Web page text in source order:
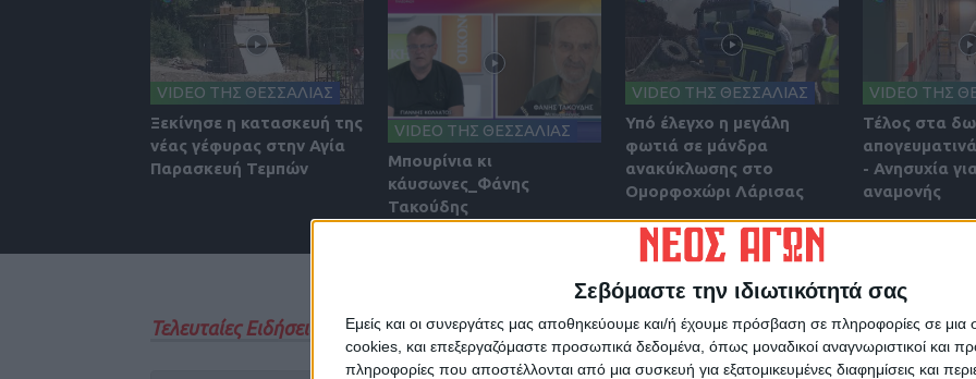
Σεβόμαστε την ιδιωτικότητά σας
Εμείς και οι συνεργάτες μας αποθηκεύουμε και/ή έχουμε πρόσβαση σε πληροφορίες σε
cookies, και επεξεργαζόμαστε προσωπικά δεδομένα, όπως μοναδικοί αναγνωριστικοί και
πληροφορίες που αποστέλλονται από μια συσκευή για εξατομικευμένες διαφημίσεις και
VIDEO ΤΗΣ ΘΕΣΣΑΛΙΑΣ
Ξεκίνησε η κατασκευή της
νέας γέφυρας στην Αγία
Παρασκευή Τεμπών
VIDEO ΤΗΣ ΘΕΣΣΑΛΙΑΣ
Μπουρίνια κι
κάυσωνες_Φάνης
Τακούδης
VIDEO ΤΗΣ ΘΕΣΣΑΛΙΑΣ
Υπό έλεγχο η μεγάλη
φωτιά σε μάνδρα
ανακύκλωσης στο
Ομορφοχώρι Λάρισας
VIDEO ΤΗΣ
Τέλος στα
- Ανησυχία
αναμονής
Τελευταίες Ειδήσεις Σήμερα